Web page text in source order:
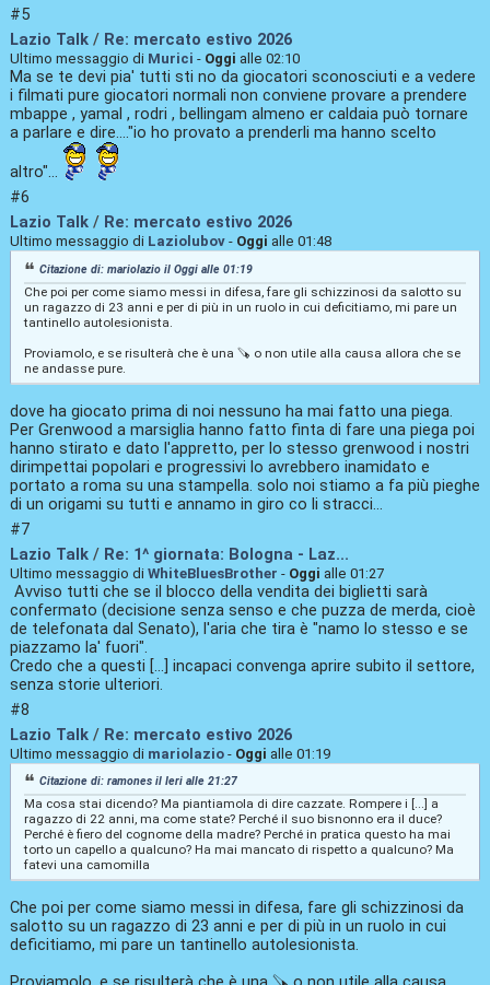
#5
Lazio Talk/ Re: mercato estivo 2026
Ultimo messaggio di Murici - Oggi alle 02:10
Ma se te devi pia' tutti sti no da giocatori sconosciuti e a vedere
i filmati pure giocatori normali non conviene provare a prendere
mbappe , yamal , rodri , bellingam almeno er caldaia può tornare
a parlare e dire...."io ho provato a prenderli ma hanno scelto
altro"...
#6
Lazio Talk/ Re: mercato estivo 2026
Ultimo messaggio di Laziolubov - Oggi alle 01:48
Citazione di: mariolazio ilOggi alle 01:19
Che poi per come siamo messi in difesa, fare gli schizzinosi da salotto su
un ragazzo di 23 anni e per di più in un ruolo in cui deficitiamo, mi pare un
tantinello autolesionista.
Proviamolo, e se risulterà che è una 🪚 o non utile alla causa allora che se
ne andasse pure.
dove ha giocato prima di noi nessuno ha mai fatto una piega.
Per Grenwood a marsiglia hanno fatto finta di fare una piega poi
hanno stirato e dato l'appretto, per lo stesso grenwood i nostri
dirimpettai popolari e progressivi lo avrebbero inamidato e
portato a roma su una stampella. solo noi stiamo a fa più pieghe
di un origami su tutti e annamo in giro co li stracci...
#7
Lazio Talk/ Re: 1^ giornata: Bologna - Laz...
Ultimo messaggio di WhiteBluesBrother - Oggi alle 01:27
Avviso tutti che se il blocco della vendita dei biglietti sarà
confermato (decisione senza senso e che puzza de merda, cioè
de telefonata dal Senato), l'aria che tira è "namo lo stesso e se
piazzamo la' fuori".
Credo che a questi [...] incapaci convenga aprire subito il settore,
senza storie ulteriori.
#8
Lazio Talk/ Re: mercato estivo 2026
Ultimo messaggio di mariolazio - Oggi alle 01:19
Citazione di: ramones ilIeri alle 21:27
Ma cosa stai dicendo? Ma piantiamola di dire cazzate. Rompere i [...] a
ragazzo di 22 anni, ma come state? Perché il suo bisnonno era il duce?
Perché è fiero del cognome della madre? Perché in pratica questo ha mai
torto un capello a qualcuno? Ha mai mancato di rispetto a qualcuno? Ma
fatevi una camomilla
Che poi per come siamo messi in difesa, fare gli schizzinosi da
salotto su un ragazzo di 23 anni e per di più in un ruolo in cui
deficitiamo, mi pare un tantinello autolesionista.